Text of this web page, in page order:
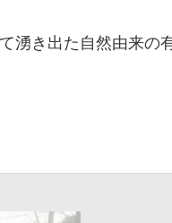
き出た自然由来の